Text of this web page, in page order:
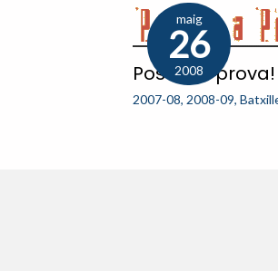
maig
26
2008
Posa’ t a prova!
2007-08, 2008-09,